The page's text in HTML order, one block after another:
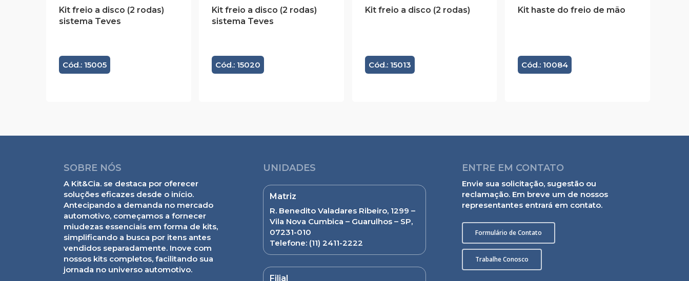
Kit freio a disco (2 rodas)
sistema Teves
Cód.: 15005
Kit freio a disco (2 rodas)
sistema Teves
Cód.: 15020
Kit freio a disco (2 rodas)
Cód.: 15013
Kit haste do freio de mão
Cód.: 10084
SOBRE NÓS
A Kit&Cia. se destaca por oferecer
soluções eficazes desde o início.
Antecipando a demanda no mercado
automotivo, começamos a fornecer
miudezas essenciais em forma de kits,
simplificando a busca por itens antes
vendidos separadamente. Inove com
nossos kits completos, facilitando sua
jornada no universo automotivo.
UNIDADES
Matriz
R. Benedito Valadares Ribeiro, 1299 –
Vila Nova Cumbica – Guarulhos – SP,
07231-010
Telefone: (11) 2411-2222
Filial
ENTRE EM CONTATO
Envie sua solicitação, sugestão ou
reclamação. Em breve um de nossos
representantes entrará em contato.
Formulário de Contato
Trabalhe Conosco